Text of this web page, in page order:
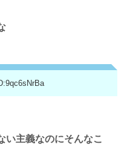
い主義なのにそんなこ